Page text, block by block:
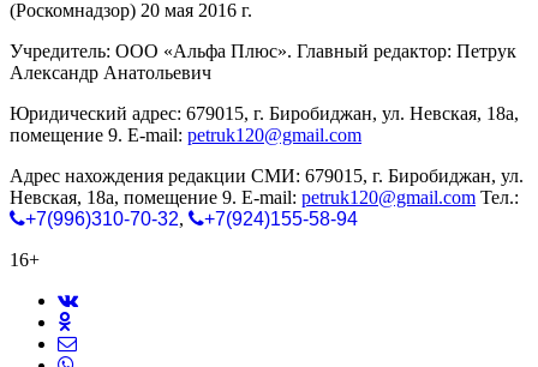
(Роскомнадзор) 20 мая 2016 г.
Учредитель: ООО «Альфа Плюс». Главный редактор: Петрук
Александр Анатольевич
Юридический адрес: 679015, г. Биробиджан, ул. Невская, 18а,
помещение 9. E-mail: petruk120@gmail.com
Адрес нахождения редакции СМИ: 679015, г. Биробиджан, ул.
Невская, 18а, помещение 9. E-mail: petruk120@gmail.com Тел.:
+7(996)310-70-32,
+7(924)155-58-94
16+